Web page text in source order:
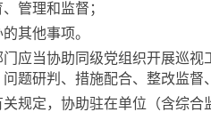
管理和监督；
其他事项。
协助同级党组织开展巡视
题研判、措施配合、整改监督
定，协助驻在单位（含综合